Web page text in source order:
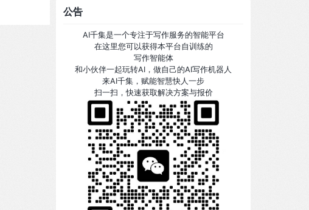
持研究社
公告
AI千集是一个专注于写作服务的智能平台
在这里您可以获得本平台自训练的
写作智能体
和小伙伴一起玩转AI，做自己的AI写作机器人
来AI千集，赋能智慧快人一步
扫一扫，快速获取解决方案与报价